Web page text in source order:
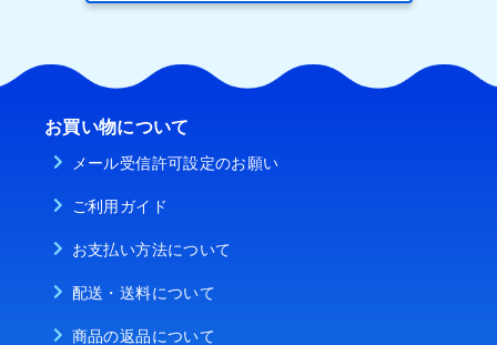
お買い物について
メール受信許可設定のお願い
ご利用ガイド
お支払い方法について
配送・送料について
商品の返品について